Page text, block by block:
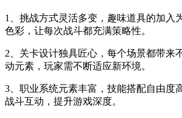
1、挑战方式灵活多变，趣味道具的加入
色彩，让每次战斗都充满策略性。
2、关卡设计独具匠心，每个场景都带来
动元素，玩家需不断适应新环境。
3、职业系统元素丰富，技能搭配自由度
战斗互动，提升游戏深度。